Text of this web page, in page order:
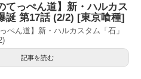
てっぺん道】新・ハルカス
誕 第17話 (2/2) [東京喰種]
ぺん道】新・ハルカスタム「石」
記事を読む